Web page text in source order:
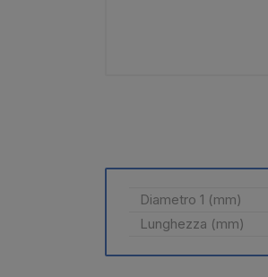
Diametro 1 (mm)
Lunghezza (mm)